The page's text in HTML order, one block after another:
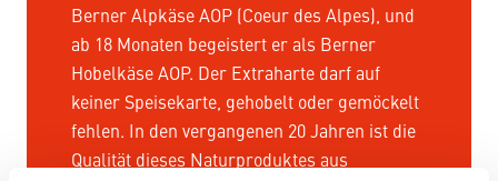
Berner Alpkäse AOP (Coeur des Alpes), und
ab 18 Monaten begeistert er als Berner
Hobelkäse AOP. Der Extraharte darf auf
keiner Speisekarte, gehobelt oder gemöckelt
fehlen. In den vergangenen 20 Jahren ist die
Qualität dieses Naturproduktes aus